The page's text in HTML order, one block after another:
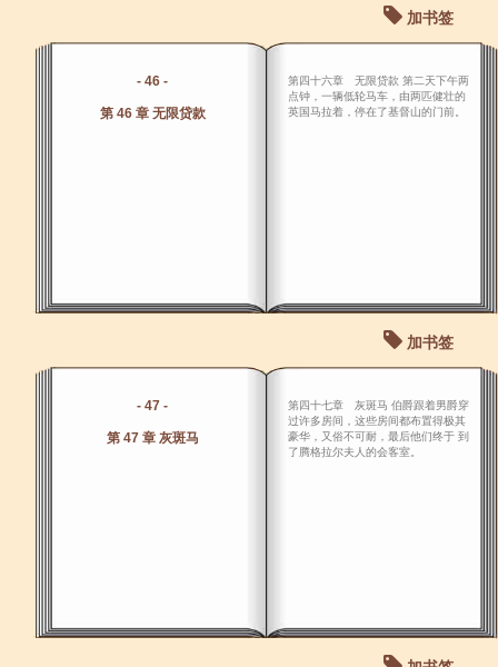
加书签
- 46 -
第 46 章 无限贷款
第四十六章 无限贷款 第二天下午两
点钟，一辆低轮马车，由两匹健壮的
英国马拉着，停在了基督山的门前。
加书签
- 47 -
第 47 章 灰斑马
第四十七章 灰斑马 伯爵跟着男爵穿
过许多房间，这些房间都布置得极其
豪华，又俗不可耐，最后他们终于 到
了腾格拉尔夫人的会客室。